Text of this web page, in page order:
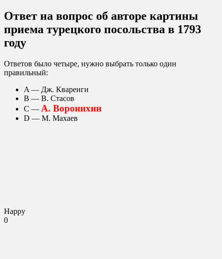
Ответ на вопрос об авторе картины
приема турецкого посольства в 1793
году
Ответов было четыре, нужно выбрать только один
правильный:
A — Дж. Кваренги
В — В. Стасов
С — А. Воронихин
D — М. Махаев
Happy
0